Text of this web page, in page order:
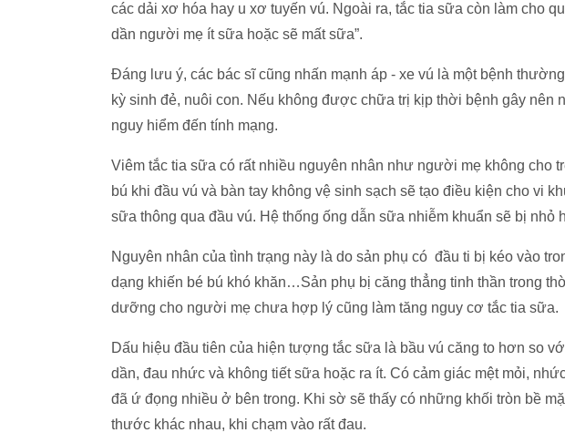
các dải xơ hóa hay u xơ tuyến vú. Ngoài ra, tắc tia sữa còn làm cho
dần người mẹ ít sữa hoặc sẽ mất sữa”.
Đáng lưu ý, các bác sĩ cũng nhấn mạnh áp - xe vú là một bệnh
kỳ sinh đẻ, nuôi con. Nếu không được chữa trị kịp thời bệnh gây nên
nguy hiểm đến tính mạng.
Viêm tắc tia sữa có rất nhiều nguyên nhân như người mẹ không cho
bú khi đầu vú và bàn tay không vệ sinh sạch sẽ tạo điều kiện cho vi
sữa thông qua đầu vú. Hệ thống ống dẫn sữa nhiễm khuẩn sẽ bị nhỏ
Nguyên nhân của tình trạng này là do sản phụ có đầu ti bị kéo vào
dạng khiến bé bú khó khăn…Sản phụ bị căng thẳng tinh thần trong
dưỡng cho người mẹ chưa hợp lý cũng làm tăng nguy cơ tắc tia sữa.
Dấu hiệu đầu tiên của hiện tượng tắc sữa là bầu vú căng to hơn so
dần, đau nhức và không tiết sữa hoặc ra ít. Có cảm giác mệt mỏi,
đã ứ đọng nhiều ở bên trong. Khi sờ sẽ thấy có những khối tròn bề
thước khác nhau, khi chạm vào rất đau.